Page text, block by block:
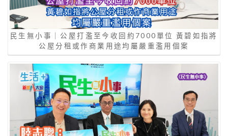
民生無小事｜公屋打濫至今收回約7000單位 黃碧如指將
公屋分租或作商業用途均屬嚴重濫用個案